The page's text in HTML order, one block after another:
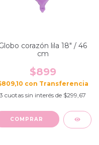
corazón lila 18" / 46
cm
$899
con
3 cuotas sin interés de $299,67